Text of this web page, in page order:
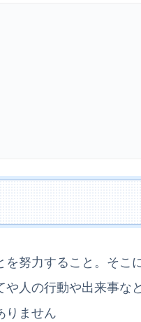
努力すること。そこ
人の行動や出来事な
りません